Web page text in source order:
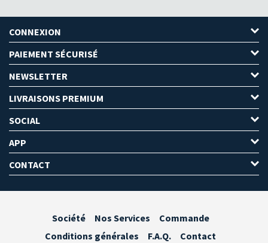
CONNEXION
PAIEMENT SÉCURISÉ
NEWSLETTER
LIVRAISONS PREMIUM
SOCIAL
APP
CONTACT
Société Nos Services
Commande
Conditions générales
F.A.Q. Contact